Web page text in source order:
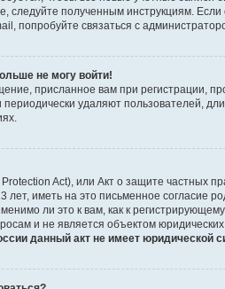
следуйте полученным инструкциям.
попробуйте связаться с
не могу войти!
присланное вам при регистрации,
удаляют пользователей,
Act), или Акт о защите частных
иметь на это письменное согласие
ли это к вам, как к
и не является объектом
данный акт не имеет юридической